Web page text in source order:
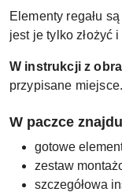
Elementy regału
jest je tylko złożyć
W instrukcji z
przypisane miejsce.
W paczce
gotowe
zestaw
szczegółowa